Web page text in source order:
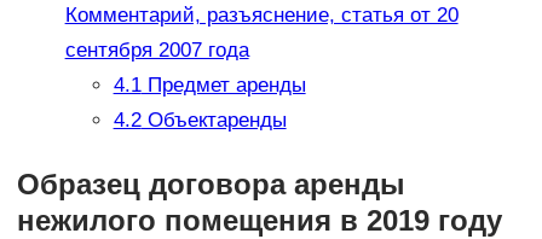
Комментарий, разъяснение, статья от 20
сентября 2007 года
4.1Предмет аренды
4.2Объектаренды
Образец договора аренды
нежилого помещения в 2019 году